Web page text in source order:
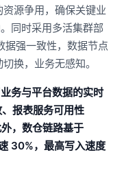
源争用，确保关键业
同时采用多活集群部
据强一致性，数据节点
换，业务无感知。
务与平台数据的实时
报表服务可用性
，数仓链路基于
30%，最高写入速度